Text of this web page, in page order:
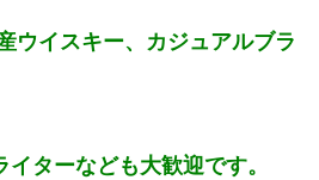
ウイスキー、カジュアルブラ
ターなども大歓迎です。